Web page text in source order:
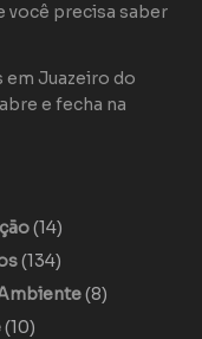
você precisa saber
em Juazeiro do
e fecha na
(14)
(134)
(8)
(10)